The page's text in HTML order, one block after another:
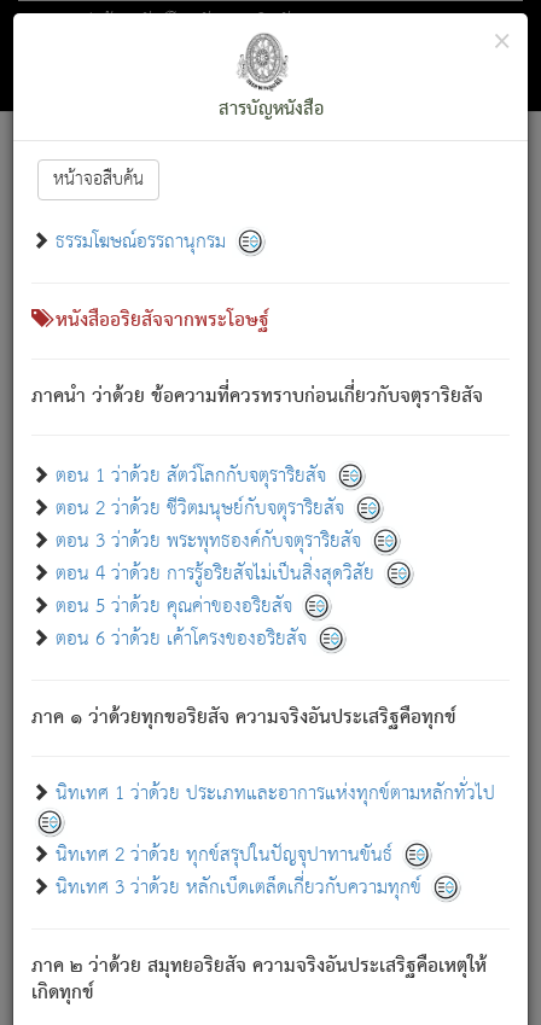
ตอน 1 ว่าด้วย สัตว์โลกกับจตุราริยสัจ
สารบัญ×
สารบัญหนังสือ
หน้าจอสืบค้น
ธรรมโฆษณ์อรรถานุกรม
หนังสืออริยสัจจากพระโอษฐ์
ภาคนำ ว่าด้วย ข้อความที่ควรทราบก่อนเกี่ยวกับจตุราริยสัจ
ตอน 1 ว่าด้วย สัตว์โลกกับจตุราริยสัจ
ตอน 2 ว่าด้วย ชีวิตมนุษย์กับจตุราริยสัจ
ตอน 3 ว่าด้วย พระพุทธองค์กับจตุราริยสัจ
ตอน 4 ว่าด้วย การรู้อริยสัจไม่เป็นสิ่งสุดวิสัย
ตอน 5 ว่าด้วย คุณค่าของอริยสัจ
ตอน 6 ว่าด้วย เค้าโครงของอริยสัจ
ภาค ๑ ว่าด้วยทุกขอริยสัจ ความจริงอันประเสริฐคือทุกข์
นิทเทศ 1 ว่าด้วย ประเภทและอาการแห่งทุกข์ตามหลักทั่วไป
นิทเทศ 2 ว่าด้วย ทุกข์สรุปในปัญจุปาทานขันธ์
นิทเทศ 3 ว่าด้วย หลักเบ็ดเตล็ดเกี่ยวกับความทุกข์
ภาค ๒ ว่าด้วย สมุทยอริยสัจ ความจริงอันประเสริฐคือเหตุให้
เกิดทุกข์
Font :15 ]||
สัตว์โลกนี้ เกิดความเดือดร้อนแล้ว มีผัสสะบังหน้า
เขาสำคัญสิ่งใด โดยความเป็นประการใด แต่สิ่งนั้นย่อมเป็น
(ตามที่เป็นจริง) โดยประการอื่นจากที่เขาสำคัญนั้น
สัตว์โลกติดข้องอยู่ในภพ ถูกภพบังหน้าแล้ว มีภพโดยความ
เป็นอย่างอื่น (จากที่มันเป็นอยู่จริง) จึงได้เพลิดเพลินยิ่งนักในภพ
เขาเพลิดเพลินยิ่งนักในสิ่งใด สิ่งนั้นเป็นภัย (ที่เขาไม่รู้จัก)
เขากลัวต่อสิ่งใดสิ่งนั้นเป็นทุกข์
พรหมจรรย์นี้ อันบุคคลย่อมประพฤติ ก็เพื่อการละขาดซึ่ง
ภพ.
สมณะหรือพราหมณ์เหล่าใด กล่าวความหลุดพ้นจากภพว่า
มีได้เพราะภพ เรากล่าวว่า สมณะหรือพราหมณ์ทั้งปวงนั้น
มิใช่ผู้หลดพ้นจากภพ.
ภพ ว่ามีได้เพราะวิภพ[2]: เรากล่าวว่า สมณะหรือพราหมณ์ทั้ง
ปวงนั้น ก็ยังสลัดภพออกไปไม่ได้.
ก็ทุกข์นี้มีขึ้น เพราะอาศัยซึ่งอุปธิทั้งปวง.
เพราะความสิ้นไปแห่งอุปาทานทั้งปวง ความเกิดขึ้นแห่ง
ทุกข์จึงไม่มี.
ท่านจงดูโลกนี้เถิด (จะเห็นว่า) สัตว์ทั้งหลายอันอวิชาหนา
แน่นบังหนาแล้ว; และว่า สัตว์ผู้ยินดีในภพอันเป็นแล้วนั้น ย่อม
อันเป็นไปในที่หรือเวลาทั้งปวง[3]เพื่อความมีแห่งประโยชน์โดย
ประการทั้งปวง; ภพทั้งหลายทั้งหมดนั้น ไม่เที่ยง เป็นทุกข์ มี
ความแปรปรวนเป็นธรรมดา.